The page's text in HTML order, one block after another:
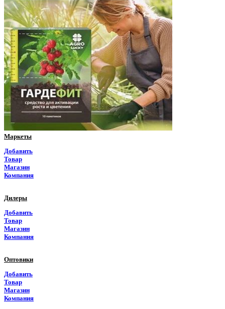
Оренбургская область
Орловская область
Пензенская область
Пермский край
Приморский край
Псковская область
Ростовская область
Маркеты
Добавить
Товар
Магазин
Компания
Дилеры
Добавить
Товар
Магазин
Компания
Оптовики
Добавить
Товар
Магазин
Компания